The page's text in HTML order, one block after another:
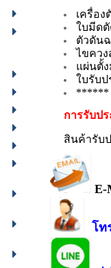
เครื่อง
ใบมีดตั
ตัวดัน
ไขควง
แผ่นตั้
ใบรับ
******
การรับป
สินค้ารับ
E-
โท